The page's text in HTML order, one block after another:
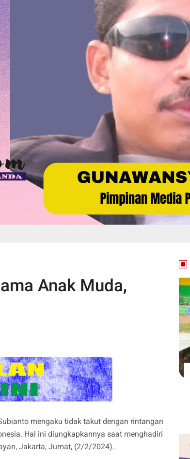
Anak Muda,
mengaku tidak takut dengan rintangan
Hal ini diungkapkannya saat menghadiri
Jakarta, Jumat, (2/2/2024).